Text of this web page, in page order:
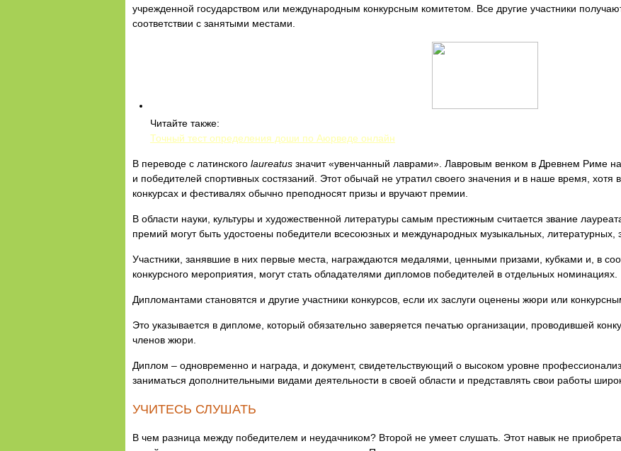
учрежденной государством или международным конкурсным комитетом. Все другие участники
соответствии с занятыми местами.
Читайте также:
Точный тест определения доши по Аюрведе онлайн
В переводе с латинского laureatus значит «увенчанный лаврами». Лавровым венком в Древнем Риме
и победителей спортивных состязаний. Этот обычай не утратил своего значения и в наше время,
конкурсах и фестивалях обычно преподносят призы и вручают премии.
В области науки, культуры и художественной литературы самым престижным считается звание
премий могут быть удостоены победители всесоюзных и международных музыкальных, литературных,
Участники, занявшие в них первые места, награждаются медалями, ценными призами, кубками и, в
конкурсного мероприятия, могут стать обладателями дипломов победителей в отдельных номинациях.
Дипломантами становятся и другие участники конкурсов, если их заслуги оценены жюри или
Это указывается в дипломе, который обязательно заверяется печатью организации, проводившей
членов жюри.
Диплом – одновременно и награда, и документ, свидетельствующий о высоком уровне
заниматься дополнительными видами деятельности в своей области и представлять свои работы
УЧИТЕСЬ СЛУШАТЬ
В чем разница между победителем и неудачником? Второй не умеет слушать. Этот навык не